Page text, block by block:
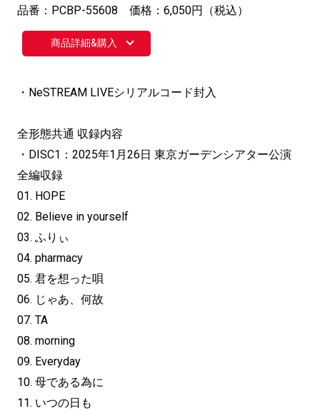
品番：PCBP-55608 価格：6,050円（税込）
商品詳細&購入
・NeSTREAM LIVEシリアルコード封入
全形態共通 収録内容
・DISC1：2025年1月26日 東京ガーデンシアター公演
全編収録
01. HOPE
02. Believe in yourself
03. ふりぃ
04. pharmacy
05. 君を想った唄
06. じゃあ、何故
07. TA
08. morning
09. Everyday
10. 母である為に
11. いつの日も